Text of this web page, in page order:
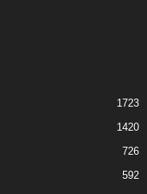
1723
1420
726
592